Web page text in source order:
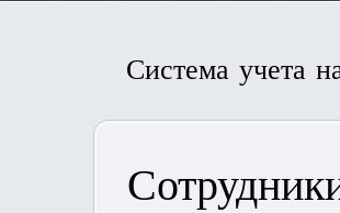
Система учета